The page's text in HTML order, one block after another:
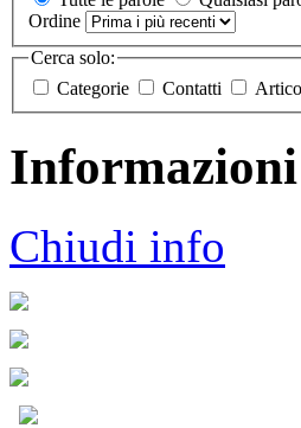
Ordine
Cerca solo:
Categorie
Contatti
Chiudi info